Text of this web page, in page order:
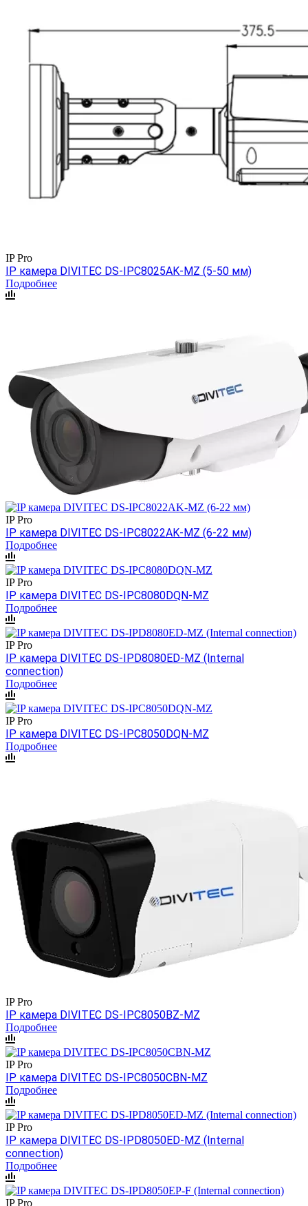
IP Pro
IP камера DIVITEC DS-IPC8025AK-MZ (5-50 мм)
Подробнее
IP Pro
IP камера DIVITEC DS-IPC8022AK-MZ (6-22 мм)
Подробнее
IP Pro
IP камера DIVITEC DS-IPC8080DQN-MZ
Подробнее
IP Pro
IP камера DIVITEC DS-IPD8080ED-MZ (Internal
connection)
Подробнее
IP Pro
IP камера DIVITEC DS-IPC8050DQN-MZ
Подробнее
IP Pro
IP камера DIVITEC DS-IPC8050BZ-MZ
Подробнее
IP Pro
IP камера DIVITEC DS-IPC8050CBN-MZ
Подробнее
IP Pro
IP камера DIVITEC DS-IPD8050ED-MZ (Internal
connection)
Подробнее
IP Pro